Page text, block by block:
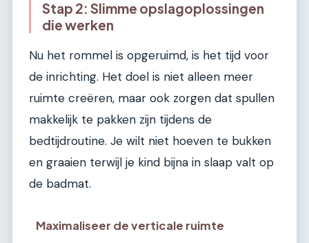
Stap 2: Slimme opslagoplossingen
die werken
Nu het rommel is opgeruimd, is het tijd voor
de inrichting. Het doel is niet alleen meer
ruimte creëren, maar ook zorgen dat spullen
makkelijk te pakken zijn tijdens de
bedtijdroutine. Je wilt niet hoeven te bukken
en graaien terwijl je kind bijna in slaap valt op
de badmat.
Maximaliseer de verticale ruimte